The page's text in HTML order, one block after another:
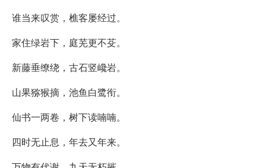
谁当来叹赏，樵客屡经过。
家住绿岩下，庭芜更不芟。
新藤垂缭绕，古石竖巉岩。
山果猕猴摘，池鱼白鹭衔。
仙书一两卷，树下读喃喃。
四时无止息，年去又年来。